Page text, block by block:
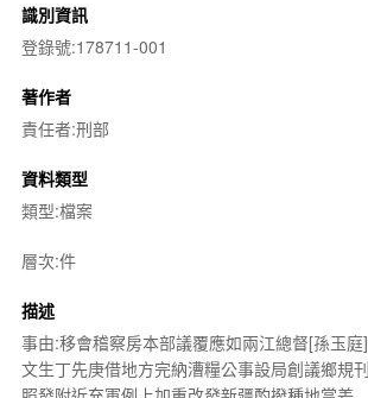
識別資訊
登錄號:178711-001
著作者
責任者:刑部
資料類型
類型:檔案
層次:件
描述
事由:移會稽察房本部議覆應如兩江總督[孫玉
文生丁先庚借地方完納漕糧公事設局創議鄉規